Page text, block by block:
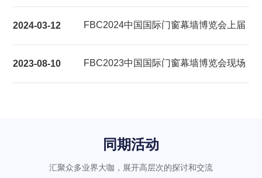
验
2024-03-12
FBC2024中国国际门窗幕墙博览会上届
2023-08-10
FBC2023中国国际门窗幕墙博览会现场
同期活动
汇聚众多业界大咖，展开高层次的探讨和交流